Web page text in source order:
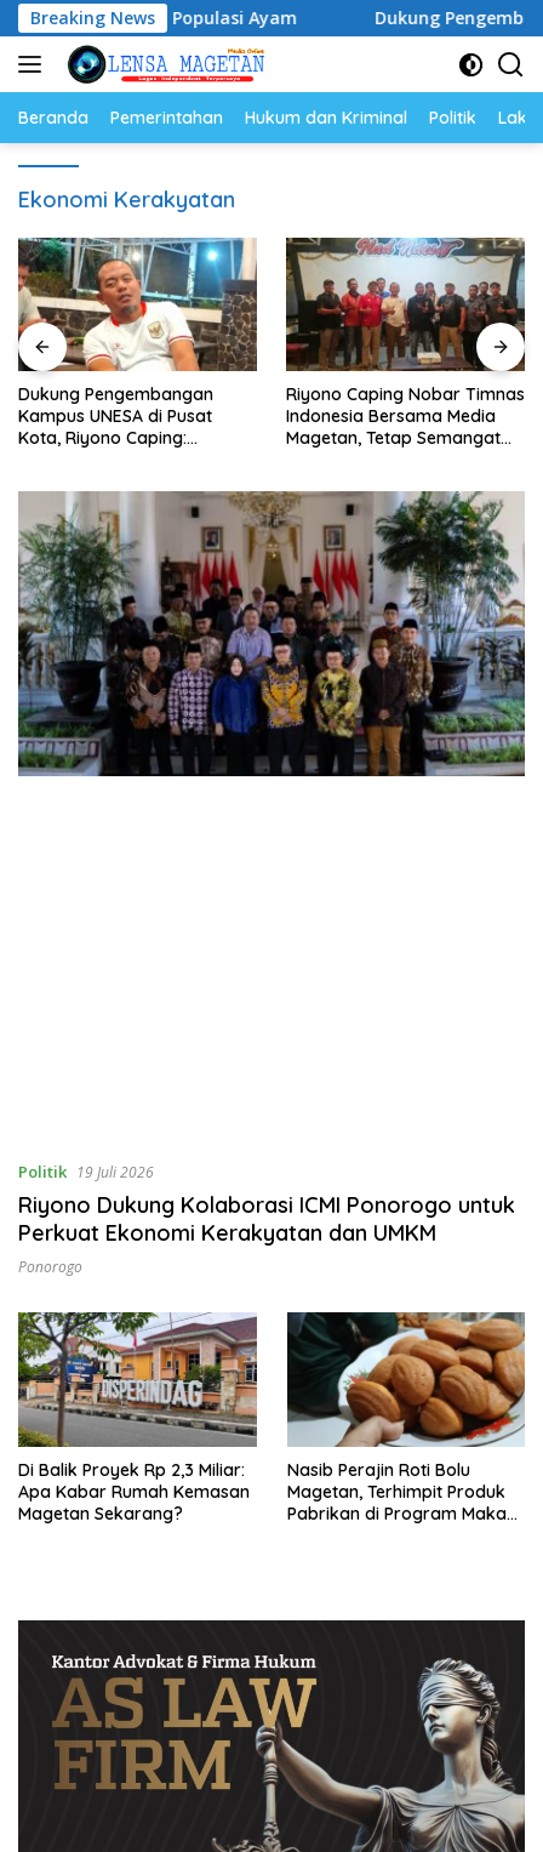
Langsung
ke
konten
Breaking News
dan Populasi Ayam Dukung Pengembangan
Beranda Pemerintahan Hukum dan Kriminal Politik
Ekonomi Kerakyatan
Dukung Pengembangan
Kampus UNESA di Pusat
Kota, Riyono Caping:
Riyono Caping Nobar Timnas
Indonesia Bersama Media
Magetan, Tetap Semangat
Politik 19 Juli 2026
Riyono Dukung Kolaborasi ICMI Ponorogo untuk
Perkuat Ekonomi Kerakyatan dan UMKM
Ponorogo
Di Balik Proyek Rp 2,3 Miliar:
Apa Kabar Rumah Kemasan
Magetan Sekarang?
Nasib Perajin Roti Bolu
Magetan, Terhimpit Produk
Pabrikan di Program Makan